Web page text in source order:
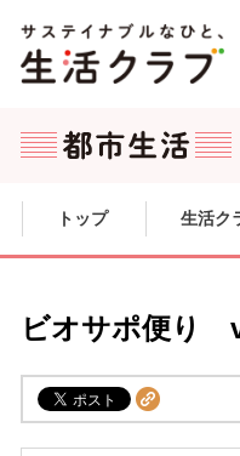
ニューです。
スキップする
トップ 生活ク
ビオサポ便り